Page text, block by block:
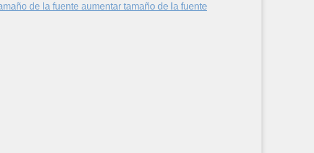
aumentar tamaño de la fuente